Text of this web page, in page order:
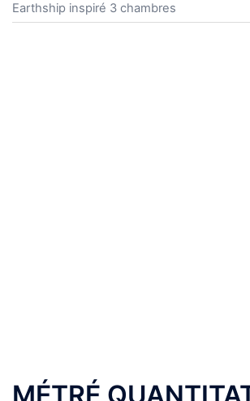
Earthship inspiré 3 chambres